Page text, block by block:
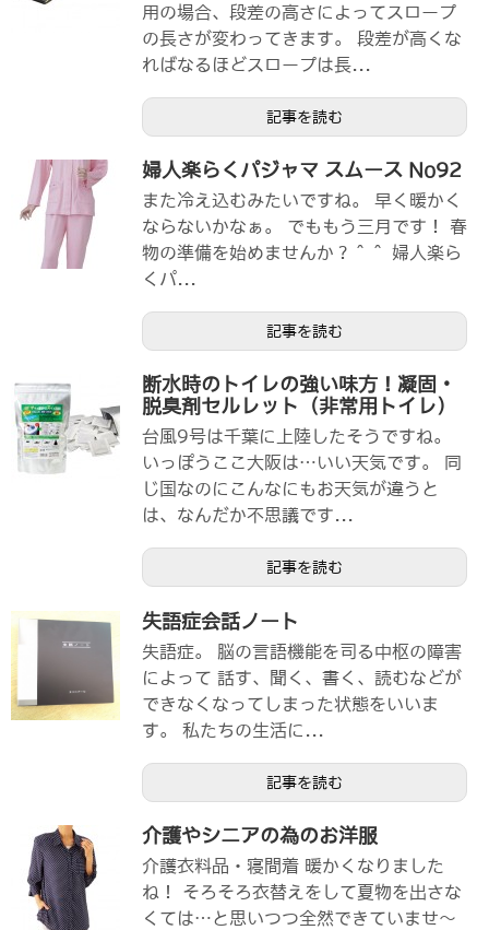
用の場合、段差の高さによってスロープ
の長さが変わってきます。 段差が高くな
ればなるほどスロープは長...
記事を読む
婦人楽らくパジャマ スムース No92
また冷え込むみたいですね。 早く暖かく
ならないかなぁ。 でももう三月です！ 春
物の準備を始めませんか？＾＾ 婦人楽ら
くパ...
記事を読む
断水時のトイレの強い味方！凝固・
脱臭剤セルレット（非常用トイレ）
台風9号は千葉に上陸したそうですね。
いっぽうここ大阪は…いい天気です。 同
じ国なのにこんなにもお天気が違うと
は、なんだか不思議です...
記事を読む
失語症会話ノート
失語症。 脳の言語機能を司る中枢の障害
によって 話す、聞く、書く、読むなどが
できなくなってしまった状態をいいま
す。 私たちの生活に...
記事を読む
介護やシニアの為のお洋服
介護衣料品・寝間着 暖かくなりました
ね！ そろそろ衣替えをして夏物を出さな
くては…と思いつつ全然できていませ～